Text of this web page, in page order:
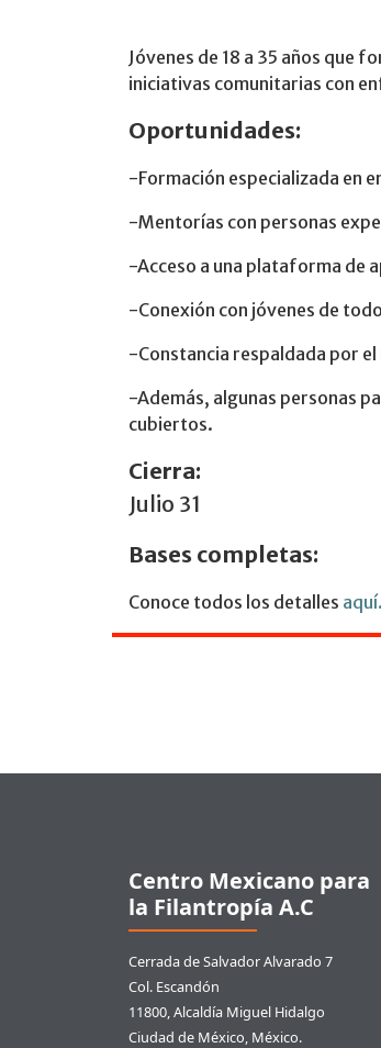
Jóvenes de 18 a 35 años que
iniciativas comunitarias con
Oportunidades:
-Formación especializada en
-Mentorías con personas
-Acceso a una plataforma de
-Conexión con jóvenes de
-Constancia respaldada por el
-Además, algunas personas
cubiertos.
Cierra:
Julio 31
Bases completas:
Conoce todos los detalles aquí.
Centro Mexicano para
la Filantropía A.C
Cerrada de Salvador Alvarado 7
Col. Escandón
11800, Alcaldía Miguel Hidalgo
Ciudad de México, México.